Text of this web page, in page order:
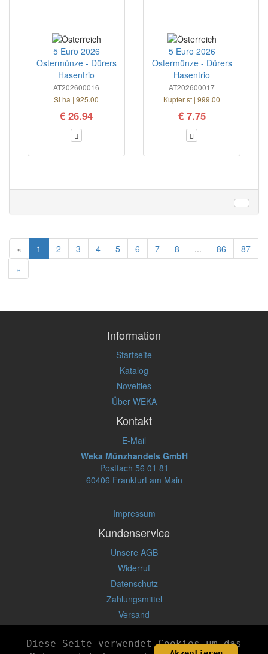
5 Euro 2026
Ostermünze - Dürers
Hasentrio
AT202600016
Si ha | 925.00
€ 26.94
5 Euro 2026
Ostermünze - Dürers
Hasentrio
AT202600017
Kupfer st | 999.00
€ 7.75
« 1 2 3 4 5 6 7 8 ... 86
87
»
Information
Startseite
Katalog
Novelties
Über WEKA
Kontakt
E-Mail
Weka Münzhandels GmbH
Postfach 56 01 81
60406 Frankfurt am Main
Impressum
Kundenservice
Unsere AGB
Widerruf
Datenschutz
Zahlungsmittel
Versand
Diese Seite verwendet Cookies um das